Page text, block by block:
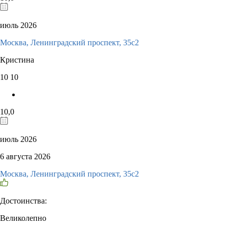
июль 2026
Москва, Ленинградский проспект, 35c2
Кристина
10 10
10,0
июль 2026
6 августа 2026
Москва, Ленинградский проспект, 35c2
Достоинства:
Великолепно